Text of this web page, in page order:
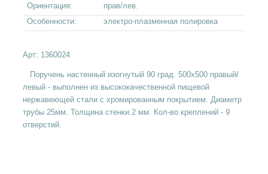
Ориентация:
прав/лев.
Особенности:
электро-плазменная полировка
Арт: 1360024
Поручень настенный изогнутый 90 град. 500х500 правый/
левый - выполнен из высококачественной пищевой
нержавеющей стали с хромированным покрытием. Диаметр
трубы 25мм. Толщина стенки 2 мм. Кол-во креплений - 9
отверстий.